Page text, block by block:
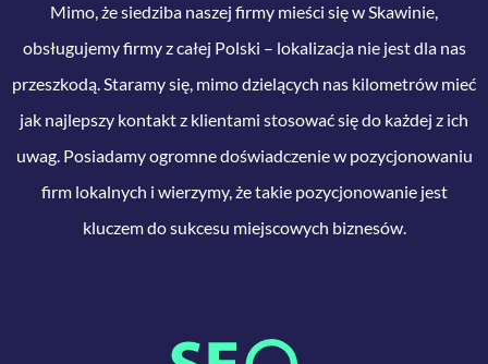
Mimo, że siedziba naszej firmy mieści się w Skawinie,
obsługujemy firmy z całej Polski – lokalizacja nie jest dla nas
przeszkodą. Staramy się, mimo dzielących nas kilometrów mieć
jak najlepszy kontakt z klientami stosować się do każdej z ich
uwag. Posiadamy ogromne doświadczenie w pozycjonowaniu
firm lokalnych i wierzymy, że takie pozycjonowanie jest
kluczem do sukcesu miejscowych biznesów.